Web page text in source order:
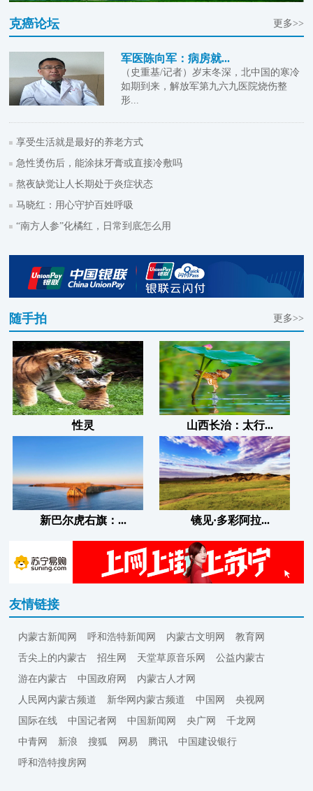
克癌论坛 更多>>
军医陈向军：病房就...
（史重基/记者）岁末冬深，北中国的寒冷
如期到来，解放军第九六九医院烧伤整
形...
享受生活就是最好的养老方式
急性烫伤后，能涂抹牙膏或直接冷敷吗
熬夜缺觉让人长期处于炎症状态
马晓红：用心守护百姓呼吸
“南方人参”化橘红，日常到底怎么用
随手拍 更多>>
性灵 山西长治：太行...
新巴尔虎右旗：... 镜见·多彩阿拉...
友情链接
内蒙古新闻网 呼和浩特新闻网 内蒙古文明网
教育网
舌尖上的内蒙古
招生网 天堂草原音乐网
公益内蒙古
游在内蒙古
中国政府网
内蒙古人才网
人民网内蒙古频道
新华网内蒙古频道 中国网
央视网
国际在线
中国记者网 中国新闻网 央广网
千龙网
中青网
新浪 搜狐 网易 腾讯
中国建设银行
呼和浩特搜房网